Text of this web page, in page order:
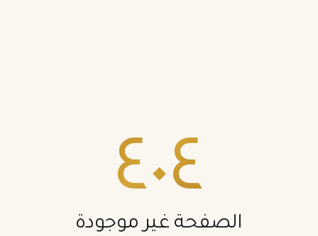
٤٠٤
الصفحة غير موجودة